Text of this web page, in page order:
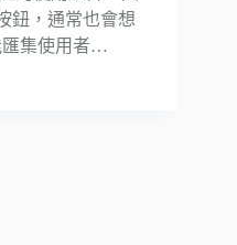
鈕，通常也會想
匯集使用者…